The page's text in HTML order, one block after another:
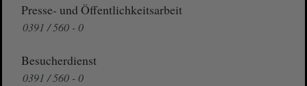
Presse- und Öffentlichkeitsarbeit
0391 / 560 - 0
Besucherdienst
0391 / 560 - 0